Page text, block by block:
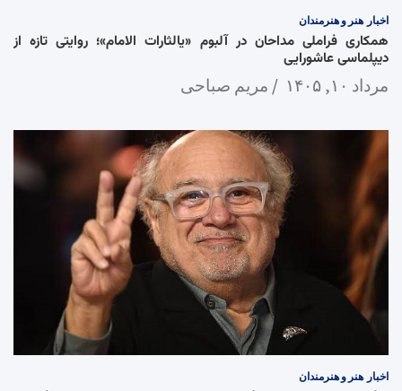
اخبار هنر و هنرمندان
همکاری فراملی مداحان در آلبوم «یالثارات الامام»؛ روایتی تازه از
دیپلماسی عاشورایی
مرداد ۱۰, ۱۴۰۵ مریم صباحی
اخبار هنر و هنرمندان